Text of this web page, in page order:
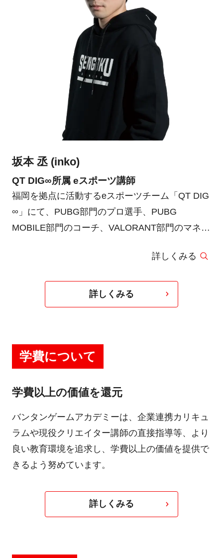
坂本 丞 (inko)
QT DIG∞所属 eスポーツ講師
福岡を拠点に活動するeスポーツチーム「QT DIG
∞」にて、PUBG部門のプロ選手、PUBG
MOBILE部門のコーチ、VALORANT部門のマネー
の立場から経験してきた。現在はeスポーツ講師
た講義を行っている。
詳しくみる
詳しくみる
学費について
学費以上の価値を還元
バンタンゲームアカデミーは、企業連携カリキュ
ラムや現役クリエイター講師の直接指導等、より
良い教育環境を追求し、学費以上の価値を提供で
きるよう努めています。
詳しくみる